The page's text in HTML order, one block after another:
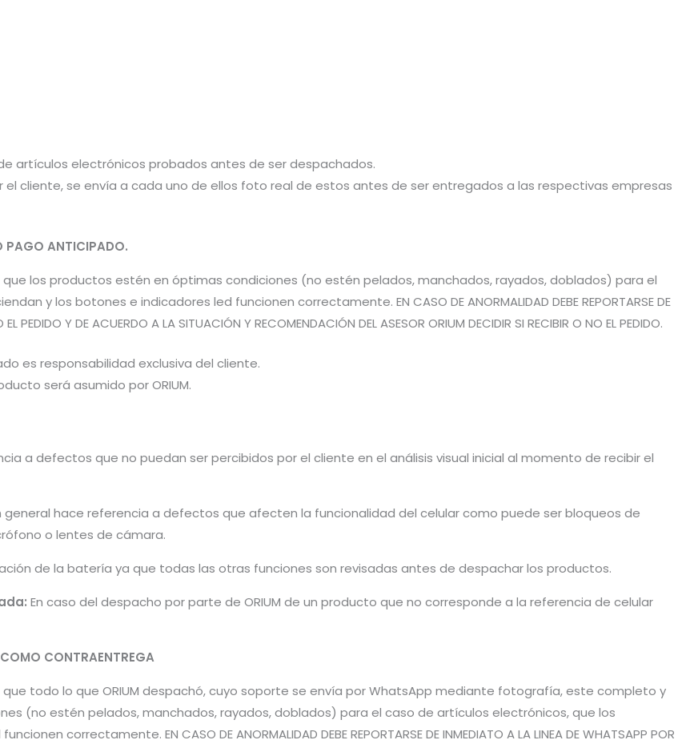
artículos electrónicos probados antes de ser despachados.
cliente, se envía a cada uno de ellos foto real de estos antes de ser entregados a las respectivas empresas
PAGO ANTICIPADO.
que los productos estén en óptimas condiciones (no estén pelados, manchados, rayados, doblados) para el
y los botones e indicadores led funcionen correctamente. EN CASO DE ANORMALIDAD DEBE REPORTARSE DE
PEDIDO Y DE ACUERDO A LA SITUACIÓN Y RECOMENDACIÓN DEL ASESOR ORIUM DECIDIR SI RECIBIR O NO EL PEDIDO.
es responsabilidad exclusiva del cliente.
será asumido por ORIUM.
a defectos que no puedan ser percibidos por el cliente en el análisis visual inicial al momento de recibir el
hace referencia a defectos que afecten la funcionalidad del celular como puede ser bloqueos de
o lentes de cámara.
de la batería ya que todas las otras funciones son revisadas antes de despachar los productos.
En caso del despacho por parte de ORIUM de un producto que no corresponde a la referencia de celular
CONTRAENTREGA
que todo lo que ORIUM despachó, cuyo soporte se envía por WhatsApp mediante fotografía, este completo y
(no estén pelados, manchados, rayados, doblados) para el caso de artículos electrónicos, que los
correctamente. EN CASO DE ANORMALIDAD DEBE REPORTARSE DE INMEDIATO A LA LINEA DE WHATSAPP POR